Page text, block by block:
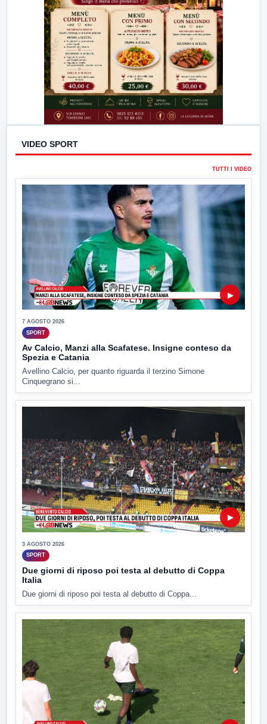
VIDEO SPORT
TUTTI I VIDEO
▶
7 AGOSTO 2026
SPORT
Av Calcio, Manzi alla Scafatese. Insigne conteso da
Spezia e Catania
Avellino Calcio, per quanto riguarda il terzino Simone
Cinquegrano si...
▶
3 AGOSTO 2026
SPORT
Due giorni di riposo poi testa al debutto di Coppa
Italia
Due giorni di riposo poi testa al debutto di Coppa...